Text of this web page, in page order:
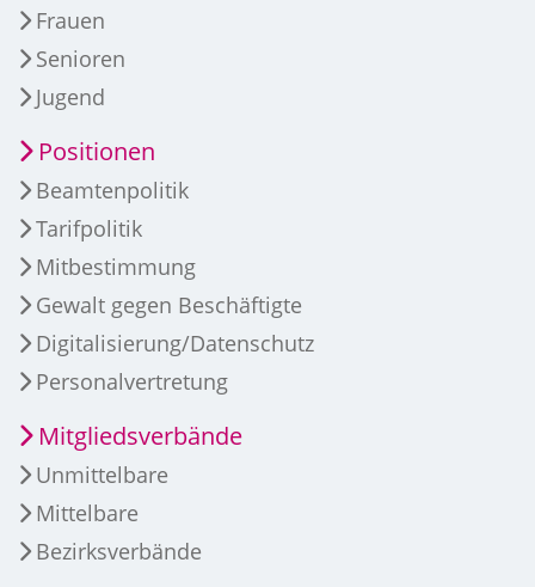
Frauen
Senioren
Jugend
Positionen
Beamtenpolitik
Tarifpolitik
Mitbestimmung
Gewalt gegen Beschäftigte
Digitalisierung/Datenschutz
Personalvertretung
Mitgliedsverbände
Unmittelbare
Mittelbare
Bezirksverbände